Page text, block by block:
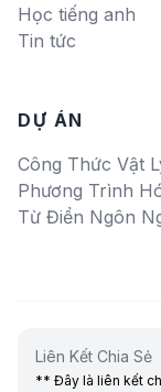
Học tiếng anh
Tin tức
DỰ ÁN
Công Thức Vật
Phương Trình
Từ Điển Ngôn
Liên Kết Chia Sẻ
** Đây là liên kết